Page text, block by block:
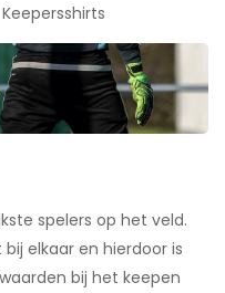
Keepersshirts
spelers op het veld.
elkaar en hierdoor is
bij het keepen